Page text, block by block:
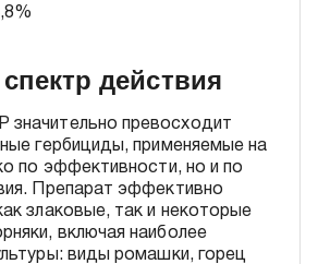
действия
превосходит
гербициды, применяемые на
по эффективности, но и по
Препарат эффективно
злаковые, так и некоторые
включая наиболее
виды ромашки, горец